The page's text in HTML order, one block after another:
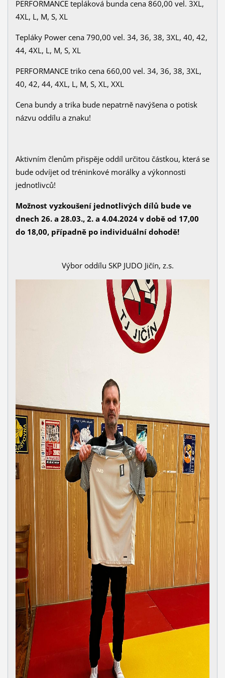
PERFORMANCE tepláková bunda cena 860,00 vel. 3XL,
4XL, L, M, S, XL
Tepláky Power cena 790,00 vel. 34, 36, 38, 3XL, 40, 42,
44, 4XL, L, M, S, XL
PERFORMANCE triko cena 660,00 vel. 34, 36, 38, 3XL,
40, 42, 44, 4XL, L, M, S, XL, XXL
Cena bundy a trika bude nepatrně navýšena o potisk
názvu oddílu a znaku!
Aktivním členům přispěje oddíl určitou částkou, která se
bude odvíjet od tréninkové morálky a výkonnosti
jednotlivců!
Možnost vyzkoušení jednotlivých dílů bude ve
dnech 26. a 28.03., 2. a 4.04.2024 v době od 17,00
do 18,00, případně po individuální dohodě!
Výbor oddílu SKP JUDO Jičín, z.s.